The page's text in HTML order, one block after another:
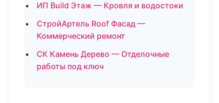
ИП Build Этаж — Кровля и водостоки
СтройАртель Roof Фасад —
Коммерческий ремонт
СК Камень Дерево — Отделочные
работы под ключ